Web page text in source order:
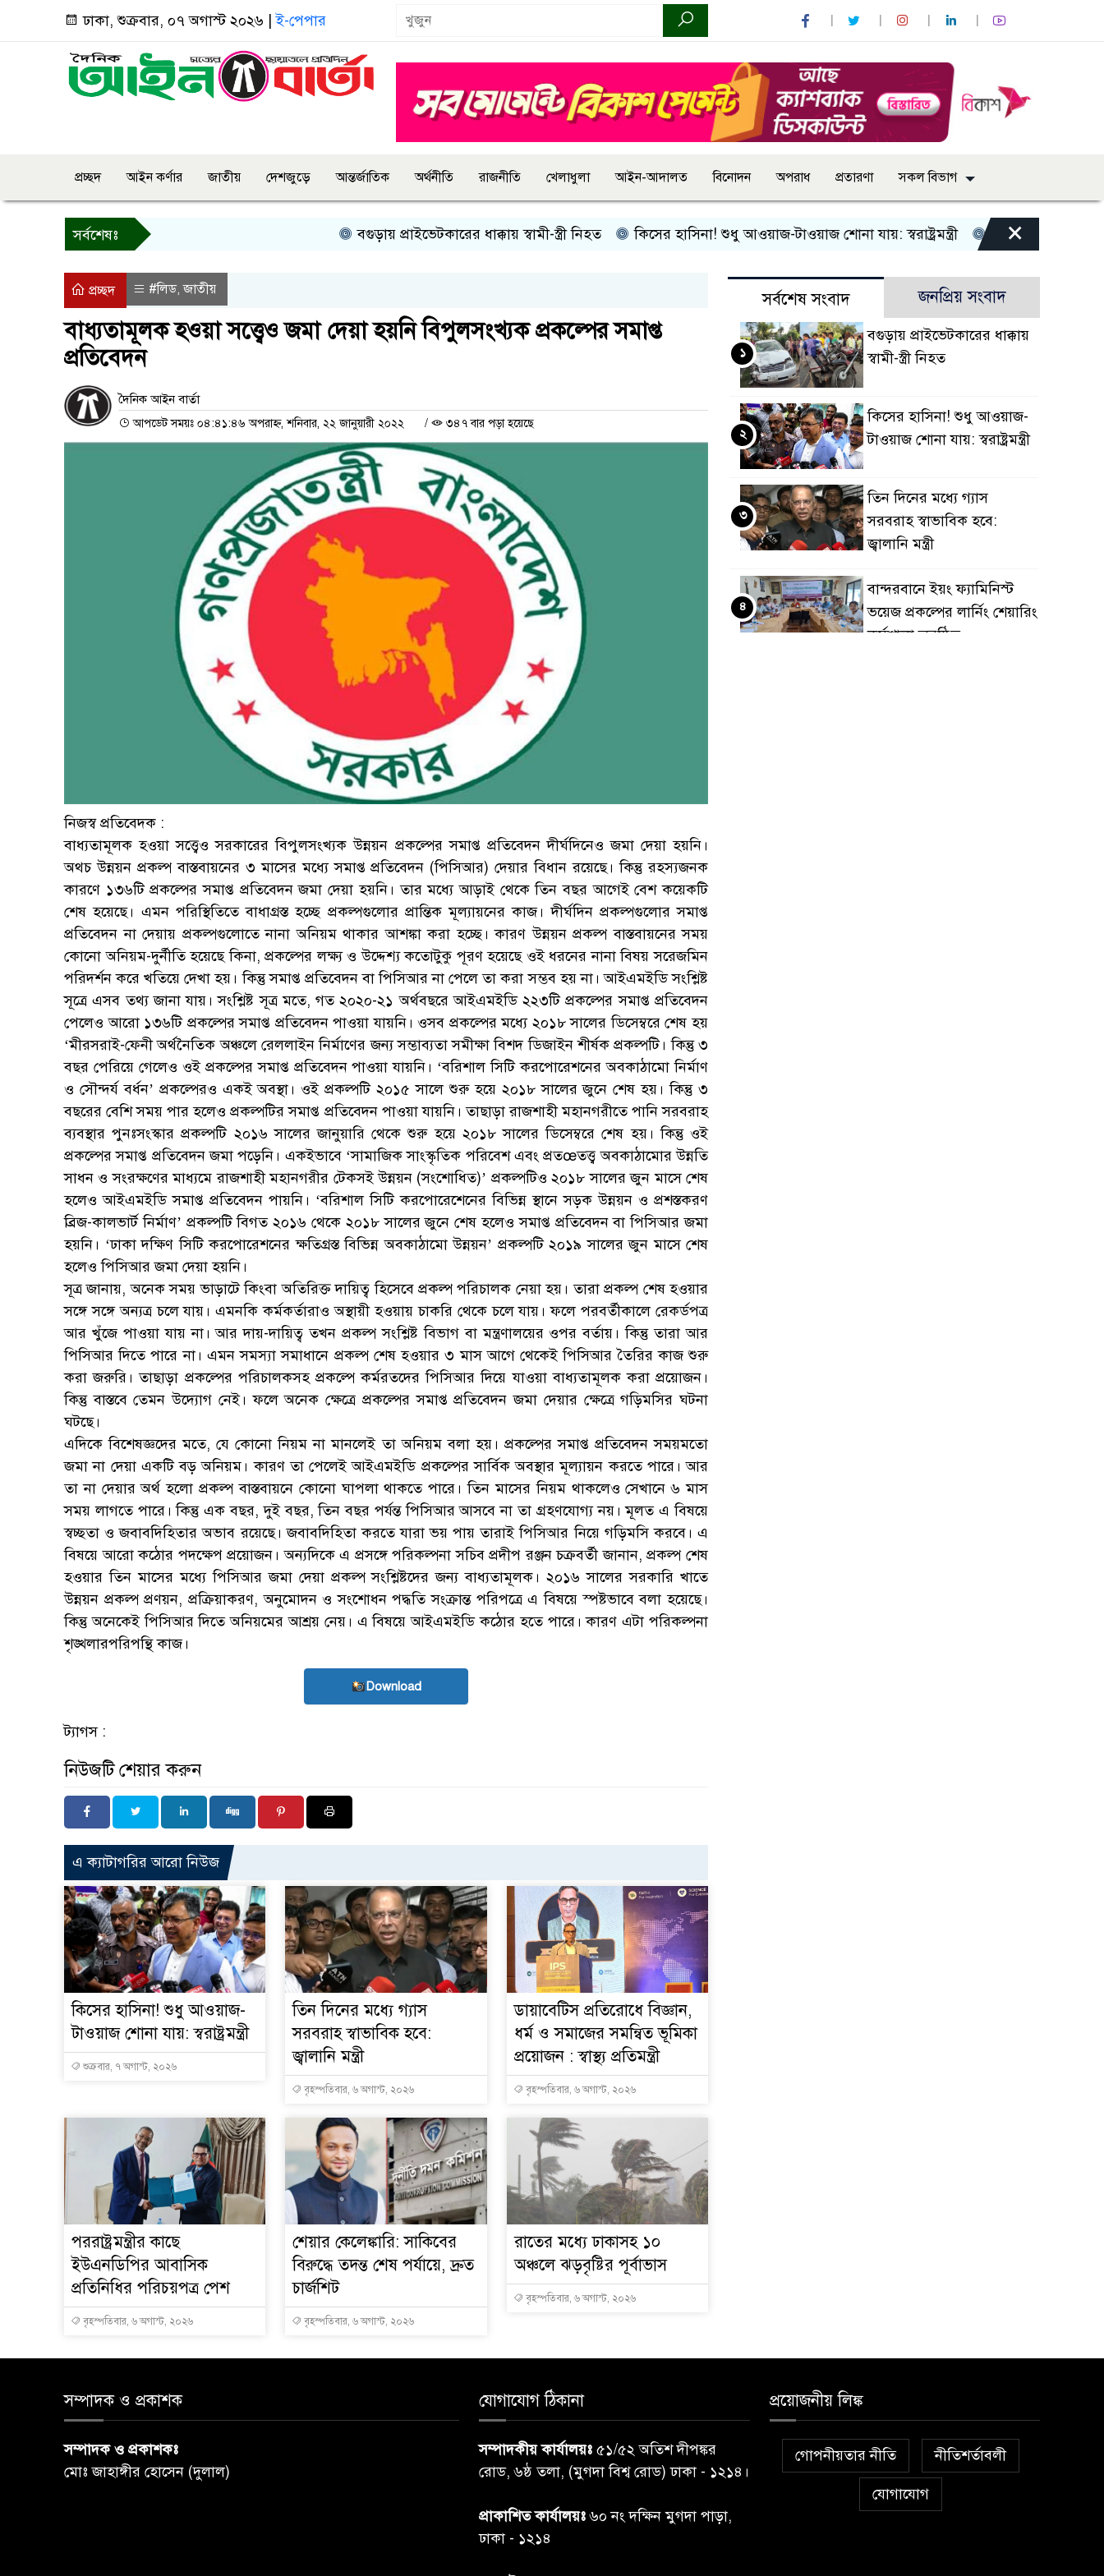
ঢাকা, শুক্রবার, ০৭ অগাস্ট ২০২৬ |ই-পেপার
প্রচ্ছদ আইন কর্ণার জাতীয় দেশজুড়ে আন্তর্জাতিক অর্থনীতি রাজনীতি খেলাধুলা আইন-আদালত বিনোদন অপরাধ প্রতারণা সকল বিভাগ
সর্বশেষঃ বগুড়ায় প্রাইভেটকারের ধাক্কায় স্বামী-স্ত্রী নিহত কিসের হাসিনা! শুধু আওয়াজ-টাওয়াজ শোনা যায়: স্বরাষ্ট্রমন্ত্রী তিন দিনের মধ্যে গ্যাস
×
প্রচ্ছদ #লিড,জাতীয়
বাধ্যতামূলক হওয়া সত্ত্বেও জমা দেয়া হয়নি বিপুলসংখ্যক প্রকল্পের সমাপ্ত
প্রতিবেদন
দৈনিক আইন বার্তা
আপডেট সময়ঃ ০৪:৪১:৪৬ অপরাহ্ন, শনিবার, ২২ জানুয়ারী ২০২২ / ৩৪৭ বার পড়া হয়েছে
নিজস্ব প্রতিবেদক :
বাধ্যতামূলক হওয়া সত্ত্বেও সরকারের বিপুলসংখ্যক উন্নয়ন প্রকল্পের সমাপ্ত প্রতিবেদন দীর্ঘদিনেও জমা দেয়া হয়নি।
অথচ উন্নয়ন প্রকল্প বাস্তবায়নের ৩ মাসের মধ্যে সমাপ্ত প্রতিবেদন (পিসিআর) দেয়ার বিধান রয়েছে। কিন্তু রহস্যজনক
কারণে ১৩৬টি প্রকল্পের সমাপ্ত প্রতিবেদন জমা দেয়া হয়নি। তার মধ্যে আড়াই থেকে তিন বছর আগেই বেশ কয়েকটি
শেষ হয়েছে। এমন পরিস্থিতিতে বাধাগ্রস্ত হচ্ছে প্রকল্পগুলোর প্রান্তিক মূল্যায়নের কাজ। দীর্ঘদিন প্রকল্পগুলোর সমাপ্ত
প্রতিবেদন না দেয়ায় প্রকল্পগুলোতে নানা অনিয়ম থাকার আশঙ্কা করা হচ্ছে। কারণ উন্নয়ন প্রকল্প বাস্তবায়নের সময়
কোনো অনিয়ম-দুর্নীতি হয়েছে কিনা, প্রকল্পের লক্ষ্য ও উদ্দেশ্য কতোটুকু পূরণ হয়েছে ওই ধরনের নানা বিষয় সরেজমিন
পরিদর্শন করে খতিয়ে দেখা হয়। কিন্তু সমাপ্ত প্রতিবেদন বা পিসিআর না পেলে তা করা সম্ভব হয় না। আইএমইডি সংশ্লিষ্ট
সূত্রে এসব তথ্য জানা যায়। সংশ্লিষ্ট সূত্র মতে, গত ২০২০-২১ অর্থবছরে আইএমইডি ২২৩টি প্রকল্পের সমাপ্ত প্রতিবেদন
পেলেও আরো ১৩৬টি প্রকল্পের সমাপ্ত প্রতিবেদন পাওয়া যায়নি। ওসব প্রকল্পের মধ্যে ২০১৮ সালের ডিসেম্বরে শেষ হয়
‘মীরসরাই-ফেনী অর্থনৈতিক অঞ্চলে রেললাইন নির্মাণের জন্য সম্ভাব্যতা সমীক্ষা বিশদ ডিজাইন শীর্ষক প্রকল্পটি। কিন্তু ৩
বছর পেরিয়ে গেলেও ওই প্রকল্পের সমাপ্ত প্রতিবেদন পাওয়া যায়নি। ‘বরিশাল সিটি করপোরেশনের অবকাঠামো নির্মাণ
ও সৌন্দর্য বর্ধন’ প্রকল্পেরও একই অবস্থা। ওই প্রকল্পটি ২০১৫ সালে শুরু হয়ে ২০১৮ সালের জুনে শেষ হয়। কিন্তু ৩
বছরের বেশি সময় পার হলেও প্রকল্পটির সমাপ্ত প্রতিবেদন পাওয়া যায়নি। তাছাড়া রাজশাহী মহানগরীতে পানি সরবরাহ
ব্যবস্থার পুনঃসংস্কার প্রকল্পটি ২০১৬ সালের জানুয়ারি থেকে শুরু হয়ে ২০১৮ সালের ডিসেম্বরে শেষ হয়। কিন্তু ওই
প্রকল্পের সমাপ্ত প্রতিবেদন জমা পড়েনি। একইভাবে ‘সামাজিক সাংস্কৃতিক পরিবেশ এবং প্রতœতত্ত্ব অবকাঠামোর উন্নতি
সাধন ও সংরক্ষণের মাধ্যমে রাজশাহী মহানগরীর টেকসই উন্নয়ন (সংশোধিত)’ প্রকল্পটিও ২০১৮ সালের জুন মাসে শেষ
হলেও আইএমইডি সমাপ্ত প্রতিবেদন পায়নি। ‘বরিশাল সিটি করপোরেশেনের বিভিন্ন স্থানে সড়ক উন্নয়ন ও প্রশস্তকরণ
ব্রিজ-কালভার্ট নির্মাণ’ প্রকল্পটি বিগত ২০১৬ থেকে ২০১৮ সালের জুনে শেষ হলেও সমাপ্ত প্রতিবেদন বা পিসিআর জমা
হয়নি। ‘ঢাকা দক্ষিণ সিটি করপোরেশনের ক্ষতিগ্রস্ত বিভিন্ন অবকাঠামো উন্নয়ন’ প্রকল্পটি ২০১৯ সালের জুন মাসে শেষ
হলেও পিসিআর জমা দেয়া হয়নি।
সূত্র জানায়, অনেক সময় ভাড়াটে কিংবা অতিরিক্ত দায়িত্ব হিসেবে প্রকল্প পরিচালক নেয়া হয়। তারা প্রকল্প শেষ হওয়ার
সঙ্গে সঙ্গে অন্যত্র চলে যায়। এমনকি কর্মকর্তারাও অস্থায়ী হওয়ায় চাকরি থেকে চলে যায়। ফলে পরবর্তীকালে রেকর্ডপত্র
আর খুঁজে পাওয়া যায় না। আর দায়-দায়িত্ব তখন প্রকল্প সংশ্লিষ্ট বিভাগ বা মন্ত্রণালয়ের ওপর বর্তায়। কিন্তু তারা আর
পিসিআর দিতে পারে না। এমন সমস্যা সমাধানে প্রকল্প শেষ হওয়ার ৩ মাস আগে থেকেই পিসিআর তৈরির কাজ শুরু
করা জরুরি। তাছাড়া প্রকল্পের পরিচালকসহ প্রকল্পে কর্মরতদের পিসিআর দিয়ে যাওয়া বাধ্যতামূলক করা প্রয়োজন।
কিন্তু বাস্তবে তেমন উদ্যোগ নেই। ফলে অনেক ক্ষেত্রে প্রকল্পের সমাপ্ত প্রতিবেদন জমা দেয়ার ক্ষেত্রে গড়িমসির ঘটনা
ঘটছে।
এদিকে বিশেষজ্ঞদের মতে, যে কোনো নিয়ম না মানলেই তা অনিয়ম বলা হয়। প্রকল্পের সমাপ্ত প্রতিবেদন সময়মতো
জমা না দেয়া একটি বড় অনিয়ম। কারণ তা পেলেই আইএমইডি প্রকল্পের সার্বিক অবস্থার মূল্যায়ন করতে পারে। আর
তা না দেয়ার অর্থ হলো প্রকল্প বাস্তবায়নে কোনো ঘাপলা থাকতে পারে। তিন মাসের নিয়ম থাকলেও সেখানে ৬ মাস
সময় লাগতে পারে। কিন্তু এক বছর, দুই বছর, তিন বছর পর্যন্ত পিসিআর আসবে না তা গ্রহণযোগ্য নয়। মূলত এ বিষয়ে
স্বচ্ছতা ও জবাবদিহিতার অভাব রয়েছে। জবাবদিহিতা করতে যারা ভয় পায় তারাই পিসিআর নিয়ে গড়িমসি করবে। এ
বিষয়ে আরো কঠোর পদক্ষেপ প্রয়োজন। অন্যদিকে এ প্রসঙ্গে পরিকল্পনা সচিব প্রদীপ রঞ্জন চক্রবর্তী জানান, প্রকল্প শেষ
হওয়ার তিন মাসের মধ্যে পিসিআর জমা দেয়া প্রকল্প সংশ্লিষ্টদের জন্য বাধ্যতামূলক। ২০১৬ সালের সরকারি খাতে
উন্নয়ন প্রকল্প প্রণয়ন, প্রক্রিয়াকরণ, অনুমোদন ও সংশোধন পদ্ধতি সংক্রান্ত পরিপত্রে এ বিষয়ে স্পষ্টভাবে বলা হয়েছে।
কিন্তু অনেকেই পিসিআর দিতে অনিয়মের আশ্রয় নেয়। এ বিষয়ে আইএমইডি কঠোর হতে পারে। কারণ এটা পরিকল্পনা
শৃঙ্খলারপরিপন্থি কাজ।
Download
ট্যাগস :
নিউজটি শেয়ার করুন
এ ক্যাটাগরির আরো নিউজ
কিসের হাসিনা! শুধু আওয়াজ-
টাওয়াজ শোনা যায়: স্বরাষ্ট্রমন্ত্রী
শুক্রবার, ৭ অগাস্ট, ২০২৬
তিন দিনের মধ্যে গ্যাস
সরবরাহ স্বাভাবিক হবে:
জ্বালানি মন্ত্রী
বৃহস্পতিবার, ৬ অগাস্ট, ২০২৬
ডায়াবেটিস প্রতিরোধে বিজ্ঞান,
ধর্ম ও সমাজের সমন্বিত ভূমিকা
প্রয়োজন : স্বাস্থ্য প্রতিমন্ত্রী
বৃহস্পতিবার, ৬ অগাস্ট, ২০২৬
পররাষ্ট্রমন্ত্রীর কা‌ছে
ইউএনডিপির আবাসিক
প্রতিনিধির পরিচয়পত্র পেশ
বৃহস্পতিবার, ৬ অগাস্ট, ২০২৬
শেয়ার কেলেঙ্কারি: সাকিবের
বিরুদ্ধে তদন্ত শেষ পর্যায়ে, দ্রুত
চার্জশিট
বৃহস্পতিবার, ৬ অগাস্ট, ২০২৬
রাতের মধ্যে ঢাকাসহ ১০
অঞ্চলে ঝড়বৃষ্টির পূর্বাভাস
বৃহস্পতিবার, ৬ অগাস্ট, ২০২৬
সর্বশেষ সংবাদ জনপ্রিয় সংবাদ
বগুড়ায় প্রাইভেটকারের ধাক্কায়
স্বামী-স্ত্রী নিহত
১
কিসের হাসিনা! শুধু আওয়াজ-
টাওয়াজ শোনা যায়: স্বরাষ্ট্রমন্ত্রী
২
তিন দিনের মধ্যে গ্যাস
সরবরাহ স্বাভাবিক হবে:
জ্বালানি মন্ত্রী
৩
বান্দরবানে ইয়ং ফ্যামিনিস্ট
ভয়েজ প্রকল্পের লার্নিং শেয়ারিং
কর্মশালা অনুষ্ঠিত
৪
সম্পাদক ও প্রকাশক
সম্পাদক ও প্রকাশকঃ
মোঃ জাহাঙ্গীর হোসেন (দুলাল)
যোগাযোগ ঠিকানা
সম্পাদকীয় কার্যালয়ঃ ৫১/৫২ অতিশ দীপঙ্কর
রোড, ৬ষ্ঠ তলা, (মুগদা বিশ্ব রোড) ঢাকা - ১২১৪।
প্রাকাশিত কার্যালয়ঃ৬০ নং দক্ষিন মুগদা পাড়া,
ঢাকা - ১২১৪
প্রয়োজনীয় লিঙ্ক
গোপনীয়তার নীতি নীতিশর্তাবলী
যোগাযোগ